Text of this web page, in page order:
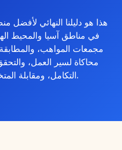
في مناطق آسيا والمحيط
مجمعات المواهب،
محاكاة لسير العمل،
التكامل، ومقابلة المتخصصين لقياس الإنتاجية الفعلية ومعدلات التبني في الواقع العملي.